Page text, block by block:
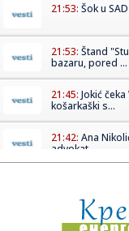
21:53: Šok u
21:53: Štand
bazaru, pored ...
21:45: Jokić
košarkaški s...
21:42: Ana
advokat ...
21:41:Srbija sa